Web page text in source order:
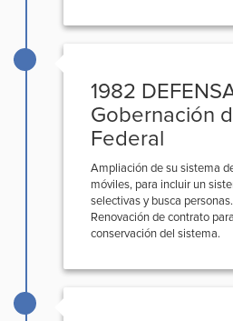
1982
Gobernación
Federal
Ampliación de su sistema
móviles, para incluir un
selectivas y busca
Renovación de contrato
conservación del sistema.